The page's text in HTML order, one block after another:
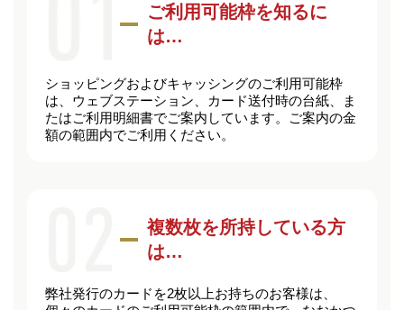
ご利用可能枠を知るに
は…
ショッピングおよびキャッシングのご利用可能枠
は、ウェブステーション、カード送付時の台紙、ま
たはご利用明細書でご案内しています。ご案内の金
額の範囲内でご利用ください。
複数枚を所持している方
は…
弊社発行のカードを2枚以上お持ちのお客様は、